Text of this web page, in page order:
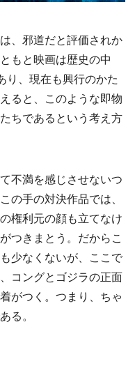
、邪道だと評価されか
もと映画は歴史の中
り、現在も興行のかた
ると、このような即物
ちであるという考え方
不満を感じさせないつ
の手の対決作品では、
権利元の顔も立てなけ
つきまとう。だからこ
少なくないが、ここで
コングとゴジラの正面
がつく。つまり、ちゃ
る。